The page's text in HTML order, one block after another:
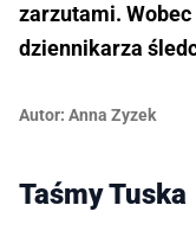
zarzutami.
dziennikarza
Autor: Anna Zyzek
Taśmy Tuska